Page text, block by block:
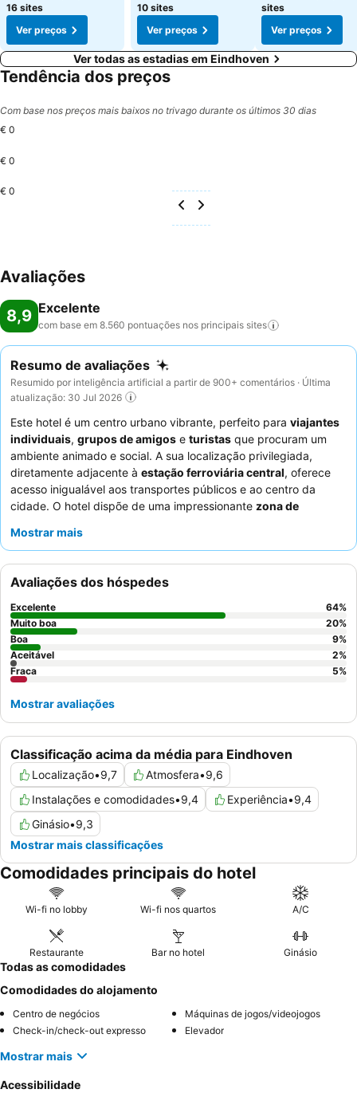
16 sites
Ver preços
10 sites
Ver preços
sites
Ver preços
Ver todas as estadias em Eindhoven
Tendência dos preços
Com base nos preços mais baixos no trivago durante os últimos 30 dias
€ 0
€ 0
€ 0
Avaliações
8,9 Excelente
com base em 8.560 pontuações nos principais sites
Resumo de avaliações
Resumido por inteligência artificial a partir de 900+ comentários · Última
atualização: 30 Jul 2026
Este hotel é um centro urbano vibrante, perfeito para viajantes
individuais, grupos de amigos e turistas que procuram um
ambiente animado e social. A sua localização privilegiada,
diretamente adjacente à estação ferroviária central, oferece
acesso inigualável aos transportes públicos e ao centro da
cidade. O hotel dispõe de uma impressionante zona de
juntamente com um ginásio bem equipado e áreas de estudo
a prestabilidade excecionais dos funcionários, e o pequeno-
almoço é destacado pela sua seleção diversificada e qualidade,
incluindo sumo de laranja fresco. Para uma estadia memorável
com vistas panorâmicas da cidade, considere solicitar um
quarto num andar superior.
Mostrar mais
Classificação acima da média para Eindhoven
Localização•9,7 Atmosfera•9,6
Instalações e comodidades•9,4 Experiência•9,4
Ginásio•9,3
Mostrar mais classificações
Avaliações dos hóspedes
Excelente 64%
Muito boa
20%
Boa
9%
Aceitável
2%
Fraca
5%
Mostrar avaliações
Comodidades principais do hotel
Wi-fi no lobby Wi-fi nos quartos A/C
Restaurante Bar no hotel Ginásio
Todas as comodidades
Comodidades do alojamento
Centro de negócios
Máquinas de jogos/videojogos
Check-in/check-out expresso
Elevador
Mostrar mais
Acessibilidade